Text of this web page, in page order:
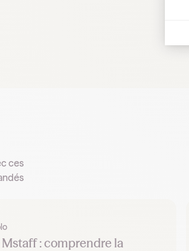
ces
: comprendre la